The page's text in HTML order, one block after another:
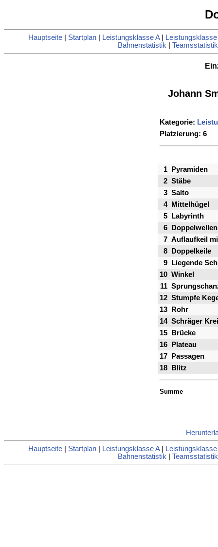
Hauptseite| Startplan| Leistungsklasse A|
Bahnenstatistik
Teamsstatistik
Johann
Kategorie:
Platzierung: 6
1
Pyramiden
2 Stäbe
3 Salto
4
Mittelhügel
5
Labyrinth
6
Doppelwellen
7 Auflaufkeil
8
Doppelkeile
9
Liegende
10 Winkel
11
12 Stumpfe
13
Rohr
14 Schräger
15
Brücke
16
Plateau
17
Passagen
18
Blitz
Summe
Hauptseite| Startplan| Leistungsklasse A|
Bahnenstatistik
Teamsstatistik